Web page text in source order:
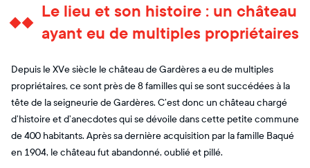
Le lieu et son histoire : un château
ayant eu de multiples propriétaires
Depuis le XVe siècle le château de Gardères a eu de multiples
propriétaires, ce sont près de 8 familles qui se sont succédées à la
tête de la seigneurie de Gardères. C’est donc un château chargé
d’histoire et d’anecdotes qui se dévoile dans cette petite commune
de 400 habitants. Après sa dernière acquisition par la famille Baqué
en 1904, le château fut abandonné, oublié et pillé.